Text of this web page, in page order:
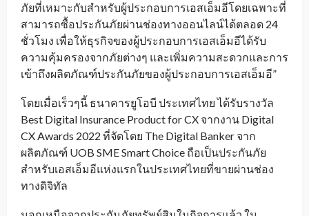
ภัยที่เหมาะกับสำหรับผู้ประกอบการเอสเอ็มอีโดยเฉพาะที่
สามารถซื้อประกันภัยผ่านช่องทางออนไลน์ได้ตลอด 24
ชั่วโมง เพื่อให้ธุรกิจของผู้ประกอบการเอสเอ็มอีได้รับ
ความคุ้มครองจากภัยต่างๆ และเพิ่มความสะดวกและการ
เข้าถึงผลิตภัณฑ์ประกันภัยของผู้ประกอบการเอสเอ็มอี”
โดยเมื่อเร็วๆนี้ ธนาคารยูโอบี ประเทศไทย ได้รับรางวัล
Best Digital Insurance Product for CX จากงาน Digital
CX Awards 2022 ที่จัดโดย The Digital Banker จาก
ผลิตภัณฑ์ UOB SME Smart Choice ถือเป็นประกันภัย
สำหรับเอสเอ็มอีแห่งแรกในประเทศไทยที่ขายผ่านช่อง
ทางดิจิทัล